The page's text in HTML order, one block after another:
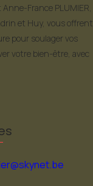
France PLUMIER,
et Huy, vous offrent
pour soulager vos
votre bien-être, avec